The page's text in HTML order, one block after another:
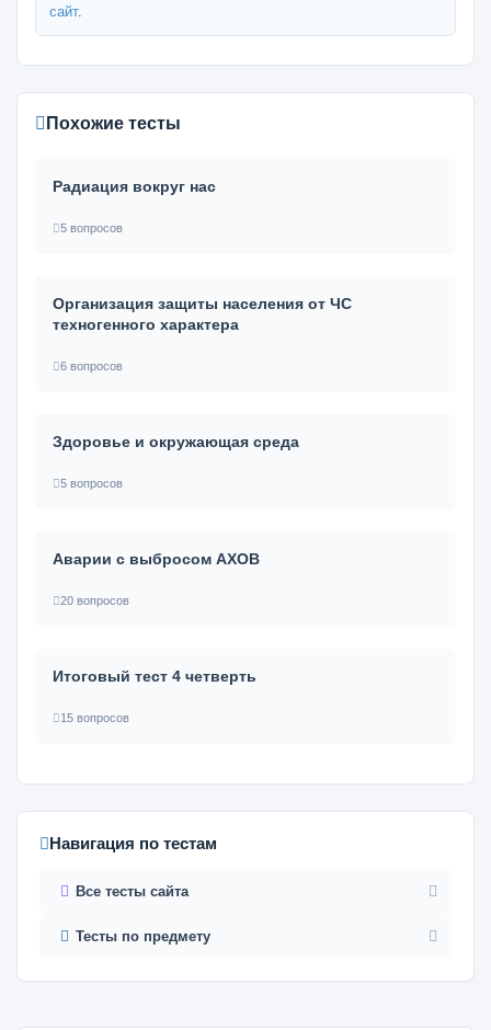
сайт.
Похожие тесты
Радиация вокруг нас
5 вопросов
Организация защиты населения от ЧС
техногенного характера
6 вопросов
Здоровье и окружающая среда
5 вопросов
Аварии с выбросом АХОВ
20 вопросов
Итоговый тест 4 четверть
15 вопросов
Навигация по тестам
Все тесты сайта
Тесты по предмету